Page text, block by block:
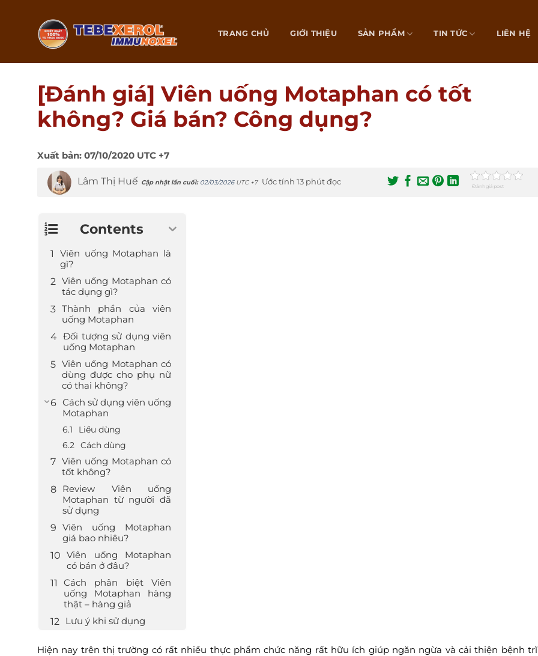
TRANG CHỦ GIỚI THIỆU SẢN PHẨM TIN TỨC LIÊN HỆ
[Đánh giá] Viên uống Motaphan có tốt
không? Giá bán? Công dụng?
Xuất bản: 07/10/2020 UTC +7
Lâm Thị Huế Cập nhật lần cuối: 02/03/2026UTC +7 Ước tính 13 phút đọc Đánh giá post
Contents
Viên uống Motaphan là
gì?
Viên uống Motaphan có
tác dụng gì?
Thành phần của viên
uống Motaphan
Đối tượng sử dụng viên
uống Motaphan
Viên uống Motaphan có
dùng được cho phụ nữ
có thai không?
Cách sử dụng viên uống
Motaphan
Liều dùng
Cách dùng
Viên uống Motaphan có
tốt không?
Review Viên uống
Motaphan từ người đã
sử dụng
Viên uống Motaphan
giá bao nhiêu?
Viên uống Motaphan
có bán ở đâu?
Cách phân biệt Viên
uống Motaphan hàng
thật – hàng giả
Lưu ý khi sử dụng
Hiện nay trên thị trường có rất nhiều thực phẩm chức năng rất hữu ích giúp ngăn ngừa và cải thiện bệnh